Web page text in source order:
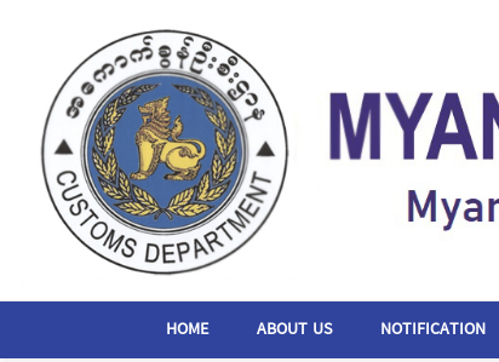
HOME ABOUT US NOTIFICATION